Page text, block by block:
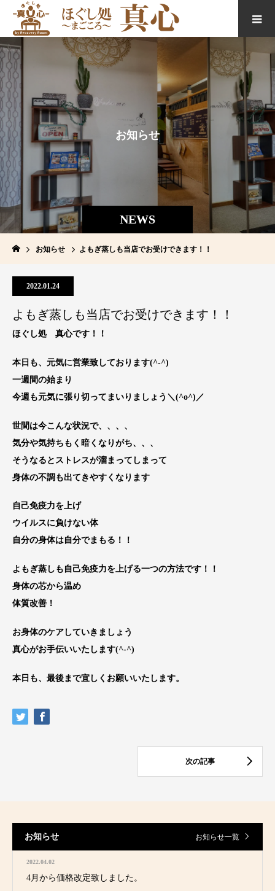
NEWS
お知 らせ
お知らせ よもぎ蒸しも当店でお受けできます！！
2022.01.24
よもぎ蒸しも当店でお受けできます！！
ほぐし処 真心です！！
本日も、元気に営業致しております(^-^)
一週間の始まり
今週も元気に張り切ってまいりましょう＼(^o^)／
世間は今こんな状況で、、、、
気分や気持ちもく暗くなりがち、、、
そうなるとストレスが溜まってしまって
身体の不調も出てきやすくなります
自己免疫力を上げ
ウイルスに負けない体
自分の身体は自分でまもる！！
よもぎ蒸しも自己免疫力を上げる一つの方法です！！
身体の芯から温め
体質改善！
お身体のケアしていきましょう
真心がお手伝いいたします(^-^)
本日も、最後まで宜しくお願いいたします。
お知らせ お知らせ一覧
2022.04.02
4月から価格改定致しました。